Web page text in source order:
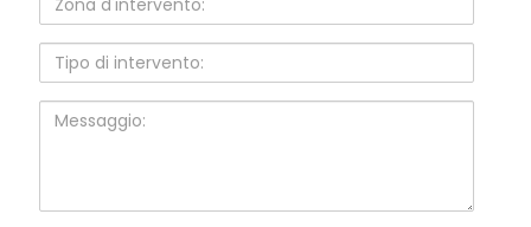
d'intervento:
Tipo
intervento:
Messaggio: